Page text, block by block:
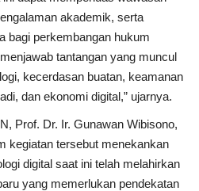
akademik, serta
bagi perkembangan hukum
tantangan yang muncul
kecerdasan buatan, keamanan
dan ekonomi digital,” ujarnya.
Prof. Dr. Ir. Gunawan Wibisono,
kegiatan tersebut menekankan
digital saat ini telah melahirkan
yang memerlukan pendekatan